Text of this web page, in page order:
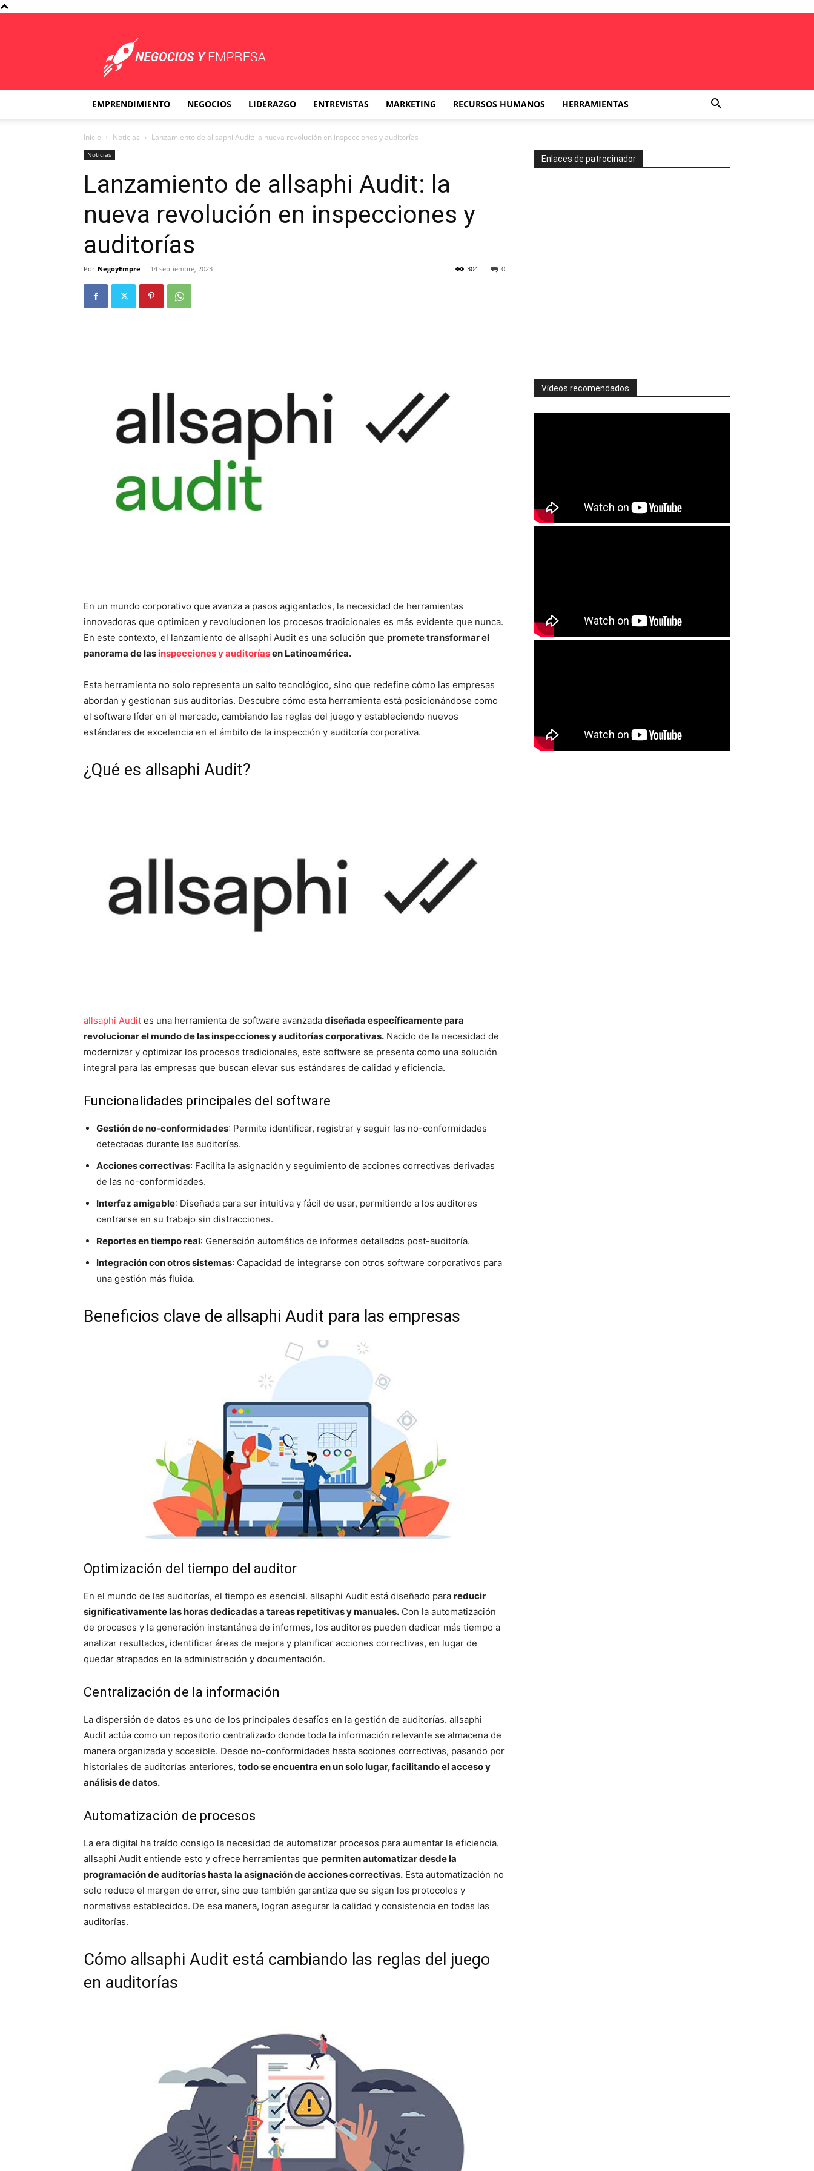
Empresa
EMPRENDIMIENTO NEGOCIOS LIDERAZGO ENTREVISTAS MARKETING RECURSOS HUMANOS HERRAMIENTAS
Inicio Noticias Lanzamiento de allsaphi Audit: la nueva revolución en inspecciones y auditorías
Noticias
Lanzamiento de allsaphi Audit: la
nueva revolución en inspecciones y
auditorías
Por NegoyEmpre - 14 septiembre, 2023 0
304
En un mundo corporativo que avanza a pasos agigantados, la necesidad de herramientas
innovadoras que optimicen y revolucionen los procesos tradicionales es más evidente que nunca.
En este contexto, el lanzamiento de allsaphi Audit es una solución que promete transformar el
panorama de las inspecciones y auditoríasen Latinoamérica.
Esta herramienta no solo representa un salto tecnológico, sino que redefine cómo las empresas
abordan y gestionan sus auditorías. Descubre cómo esta herramienta está posicionándose como
el software líder en el mercado, cambiando las reglas del juego y estableciendo nuevos
estándares de excelencia en el ámbito de la inspección y auditoría corporativa.
¿Qué es allsaphi Audit?
allsaphi Audit es una herramienta de software avanzada diseñada específicamente para
revolucionar el mundo de las inspecciones y auditorías corporativas. Nacido de la necesidad de
modernizar y optimizar los procesos tradicionales, este software se presenta como una solución
integral para las empresas que buscan elevar sus estándares de calidad y eficiencia.
Funcionalidades principales del software
Gestión de no-conformidades: Permite identificar, registrar y seguir las no-conformidades
detectadas durante las auditorías.
Acciones correctivas: Facilita la asignación y seguimiento de acciones correctivas derivadas
de las no-conformidades.
Interfaz amigable: Diseñada para ser intuitiva y fácil de usar, permitiendo a los auditores
centrarse en su trabajo sin distracciones.
Reportes en tiempo real: Generación automática de informes detallados post-auditoría.
Integración con otros sistemas: Capacidad de integrarse con otros software corporativos para
una gestión más fluida.
Beneficios clave de allsaphi Audit para las empresas
Optimización del tiempo del auditor
En el mundo de las auditorías, el tiempo es esencial. allsaphi Audit está diseñado para reducir
significativamente las horas dedicadas a tareas repetitivas y manuales. Con la automatización
de procesos y la generación instantánea de informes, los auditores pueden dedicar más tiempo a
analizar resultados, identificar áreas de mejora y planificar acciones correctivas, en lugar de
quedar atrapados en la administración y documentación.
Centralización de la información
La dispersión de datos es uno de los principales desafíos en la gestión de auditorías. allsaphi
Audit actúa como un repositorio centralizado donde toda la información relevante se almacena de
manera organizada y accesible. Desde no-conformidades hasta acciones correctivas, pasando por
historiales de auditorías anteriores, todo se encuentra en un solo lugar, facilitando el acceso y
análisis de datos.
Automatización de procesos
La era digital ha traído consigo la necesidad de automatizar procesos para aumentar la eficiencia.
allsaphi Audit entiende esto y ofrece herramientas que permiten automatizar desde la
programación de auditorías hasta la asignación de acciones correctivas. Esta automatización no
solo reduce el margen de error, sino que también garantiza que se sigan los protocolos y
normativas establecidos. De esa manera, logran asegurar la calidad y consistencia en todas las
auditorías.
Cómo allsaphi Audit está cambiando las reglas del juego
en auditorías
Enlaces de patrocinador
Vídeos recomendados